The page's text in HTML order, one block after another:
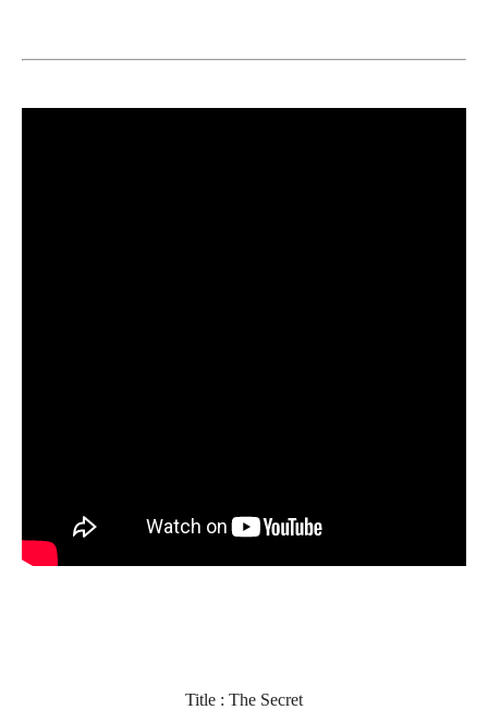
Title : The Secret